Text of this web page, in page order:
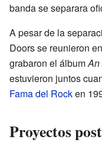
banda se separara
A pesar de la
Doors se reunieron
grabaron el álbumAn
estuvieron juntos
Fama del Rocken
Proyectos